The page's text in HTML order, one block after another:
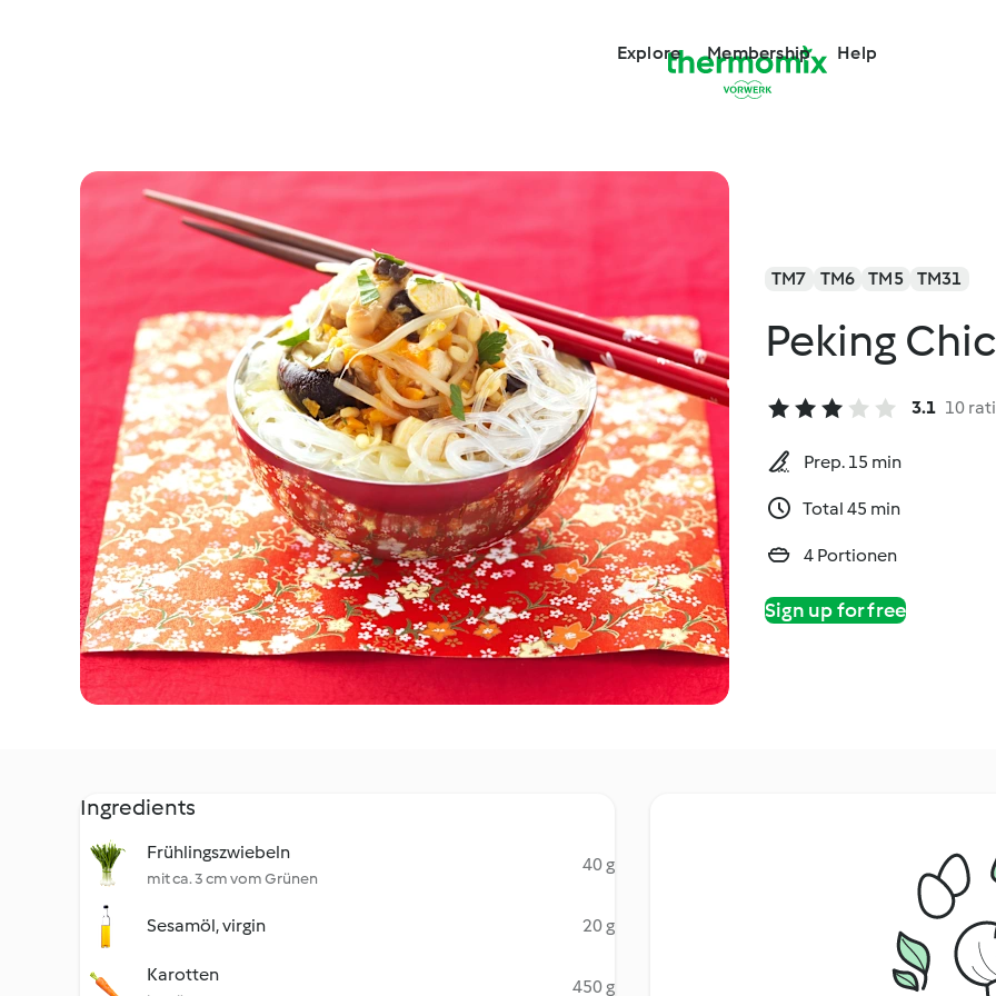
Explore Membership Help
TM7 TM6 TM5 TM31
Peking
3.1 10
Prep. 15 min
Total 45 min
4 Portionen
Sign up for free
Ingredients
Frühlingszwiebeln
mit ca. 3 cm vom Grünen
40 g
Sesamöl, virgin 20 g
Karotten
450 g